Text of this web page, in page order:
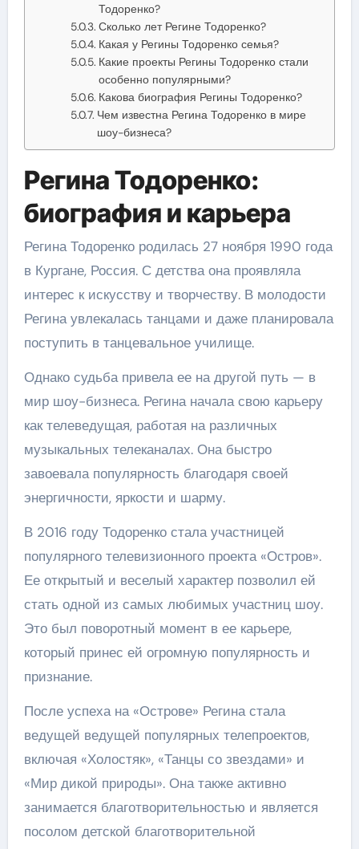
Тодоренко?
Сколько лет Регине Тодоренко?
Какая у Регины Тодоренко семья?
Какие проекты Регины Тодоренко стали
особенно популярными?
Какова биография Регины Тодоренко?
Чем известна Регина Тодоренко в мире
шоу-бизнеса?
Регина Тодоренко:
биография и карьера
Регина Тодоренко родилась 27 ноября 1990 года
в Кургане, Россия. С детства она проявляла
интерес к искусству и творчеству. В молодости
Регина увлекалась танцами и даже планировала
поступить в танцевальное училище.
Однако судьба привела ее на другой путь — в
мир шоу-бизнеса. Регина начала свою карьеру
как телеведущая, работая на различных
музыкальных телеканалах. Она быстро
завоевала популярность благодаря своей
энергичности, яркости и шарму.
В 2016 году Тодоренко стала участницей
популярного телевизионного проекта «Остров».
Ее открытый и веселый характер позволил ей
стать одной из самых любимых участниц шоу.
Это был поворотный момент в ее карьере,
который принес ей огромную популярность и
признание.
После успеха на «Острове» Регина стала
ведущей ведущей популярных телепроектов,
включая «Холостяк», «Танцы со звездами» и
«Мир дикой природы». Она также активно
занимается благотворительностью и является
посолом детской благотворительной